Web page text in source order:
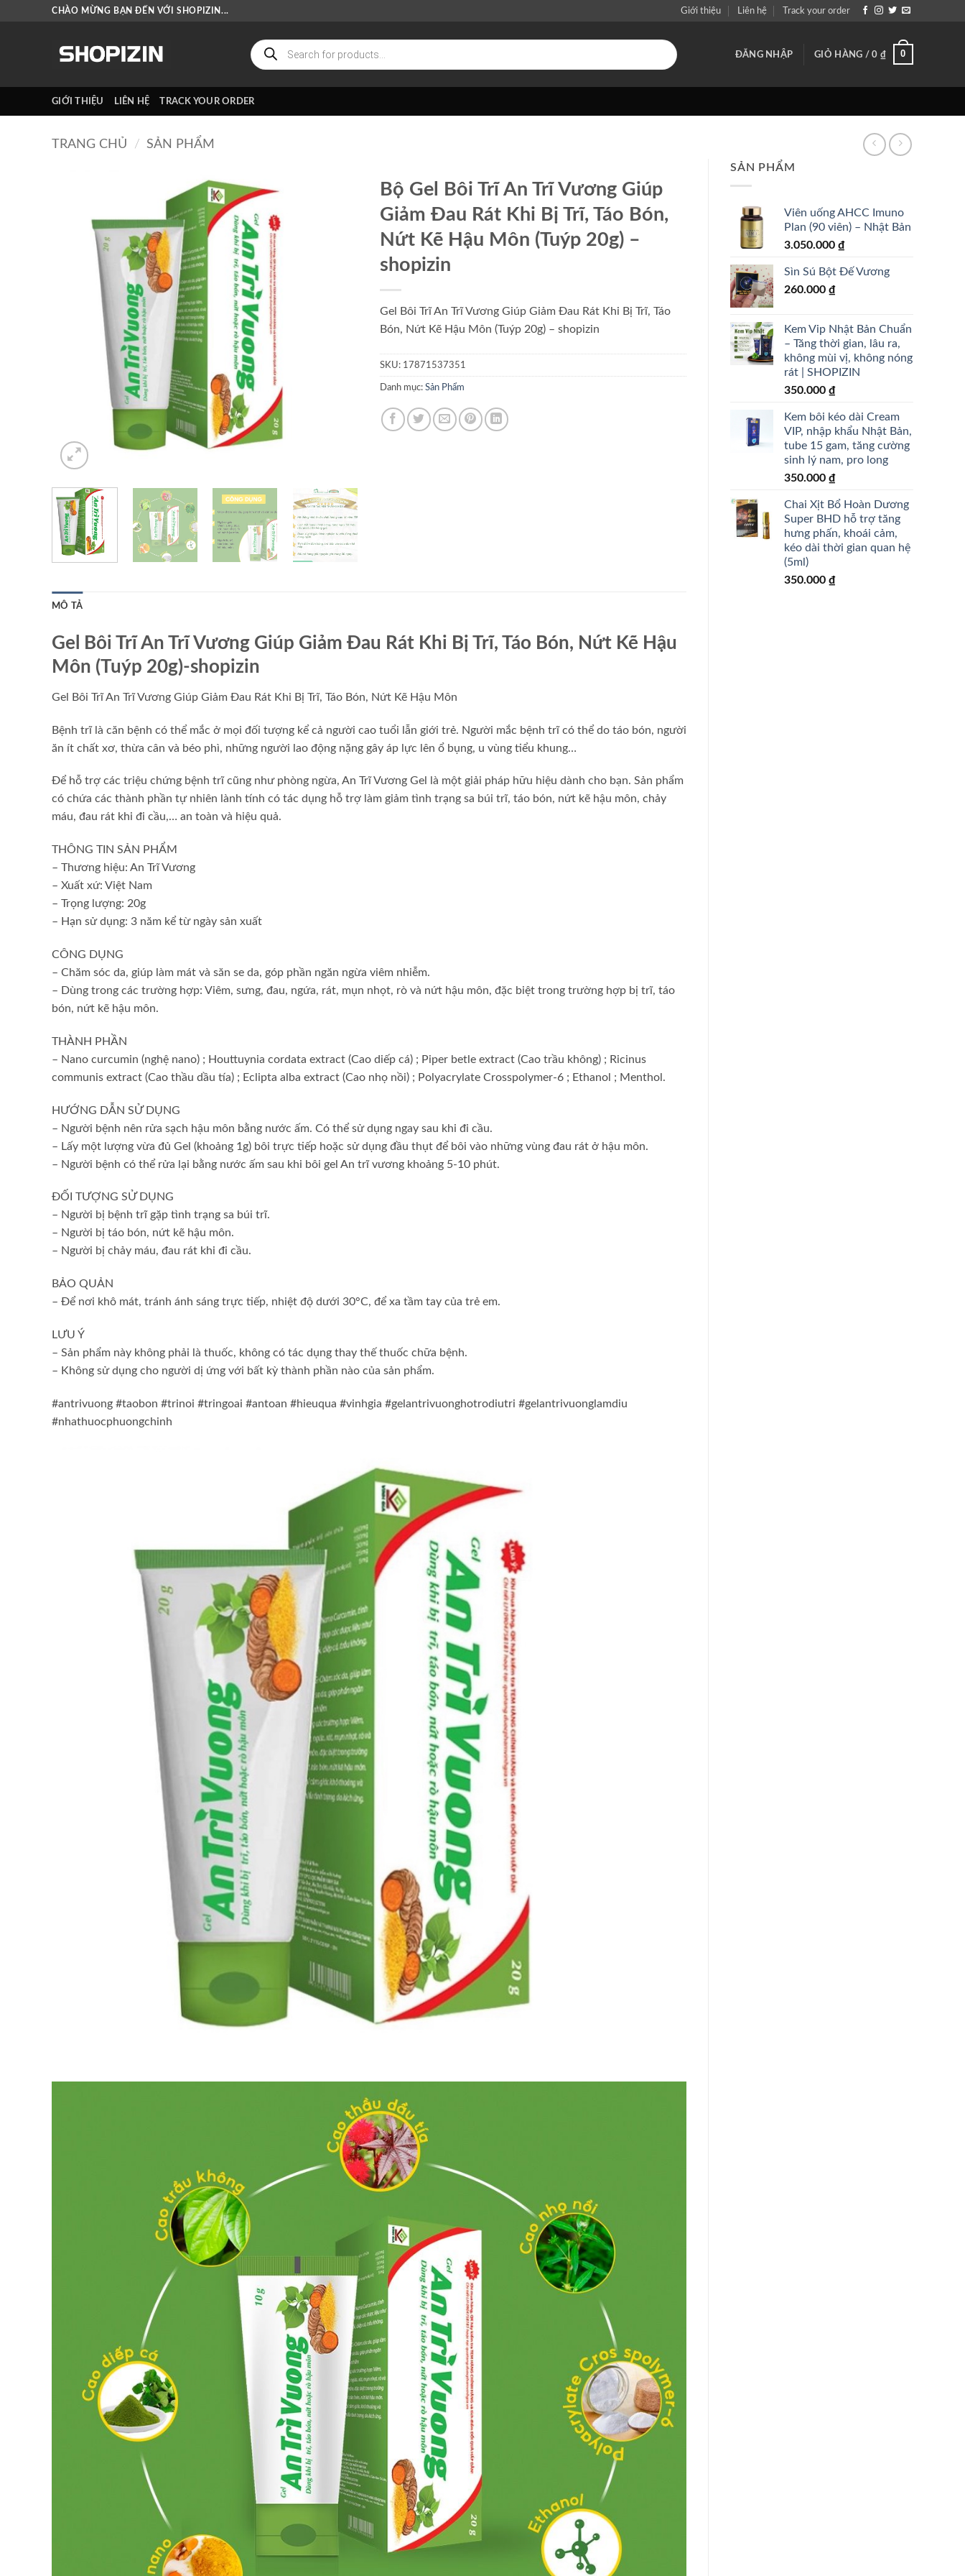
CHÀO MỪNG BẠN ĐẾN VỚI SHOPIZIN... Giới thiệu Liên hệ Track your order
Tìm
kiếm
sản
phẩm
ĐĂNG NHẬP GIỎ HÀNG /0 ₫ 0
GIỚI THIỆU LIÊN HỆ TRACK YOUR ORDER
TRANG CHỦ / SẢN PHẨM
SẢN PHẨM
Viên uống AHCC Imuno
Plan (90 viên) – Nhật Bản
3.050.000 ₫
Sìn Sú Bột Đế Vương
260.000 ₫
Kem Vip Nhật Bản Chuẩn
– Tăng thời gian, lâu ra,
không mùi vị, không nóng
rát | SHOPIZIN
350.000 ₫
Kem bôi kéo dài Cream
VIP, nhập khẩu Nhật Bản,
tube 15 gam, tăng cường
sinh lý nam, pro long
350.000 ₫
Chai Xịt Bổ Hoàn Dương
Super BHD hỗ trợ tăng
hưng phấn, khoái cảm,
kéo dài thời gian quan hệ
(5ml)
350.000 ₫
Bộ Gel Bôi Trĩ An Trĩ Vương Giúp
Giảm Đau Rát Khi Bị Trĩ, Táo Bón,
Nứt Kẽ Hậu Môn (Tuýp 20g) –
shopizin
Gel Bôi Trĩ An Trĩ Vương Giúp Giảm Đau Rát Khi Bị Trĩ, Táo
Bón, Nứt Kẽ Hậu Môn (Tuýp 20g) – shopizin
SKU: 17871537351
Danh mục: Sản Phẩm
MÔ TẢ
Gel Bôi Trĩ An Trĩ Vương Giúp Giảm Đau Rát Khi Bị Trĩ, Táo Bón, Nứt Kẽ Hậu
Môn (Tuýp 20g)-shopizin
Gel Bôi Trĩ An Trĩ Vương Giúp Giảm Đau Rát Khi Bị Trĩ, Táo Bón, Nứt Kẽ Hậu Môn
Bệnh trĩ là căn bệnh có thể mắc ở mọi đối tượng kể cả người cao tuổi lẫn giới trẻ. Người mắc bệnh trĩ có thể do táo bón, người
ăn ít chất xơ, thừa cân và béo phì, những người lao động nặng gây áp lực lên ổ bụng, u vùng tiểu khung…
Để hỗ trợ các triệu chứng bệnh trĩ cũng như phòng ngừa, An Trĩ Vương Gel là một giải pháp hữu hiệu dành cho bạn. Sản phẩm
có chứa các thành phần tự nhiên lành tính có tác dụng hỗ trợ làm giảm tình trạng sa búi trĩ, táo bón, nứt kẽ hậu môn, chảy
máu, đau rát khi đi cầu,… an toàn và hiệu quả.
THÔNG TIN SẢN PHẨM
– Thương hiệu: An Trĩ Vương
– Xuất xứ: Việt Nam
– Trọng lượng: 20g
– Hạn sử dụng: 3 năm kể từ ngày sản xuất
CÔNG DỤNG
– Chăm sóc da, giúp làm mát và săn se da, góp phần ngăn ngừa viêm nhiễm.
– Dùng trong các trường hợp: Viêm, sưng, đau, ngứa, rát, mụn nhọt, rò và nứt hậu môn, đặc biệt trong trường hợp bị trĩ, táo
bón, nứt kẽ hậu môn.
THÀNH PHẦN
– Nano curcumin (nghệ nano) ; Houttuynia cordata extract (Cao diếp cá) ; Piper betle extract (Cao trầu không) ; Ricinus
communis extract (Cao thầu dầu tía) ; Eclipta alba extract (Cao nhọ nồi) ; Polyacrylate Crosspolymer-6 ; Ethanol ; Menthol.
HƯỚNG DẪN SỬ DỤNG
– Người bệnh nên rửa sạch hậu môn bằng nước ấm. Có thể sử dụng ngay sau khi đi cầu.
– Lấy một lượng vừa đủ Gel (khoảng 1g) bôi trực tiếp hoặc sử dụng đầu thụt để bôi vào những vùng đau rát ở hậu môn.
– Người bệnh có thể rửa lại bằng nước ấm sau khi bôi gel An trĩ vương khoảng 5-10 phút.
ĐỐI TƯỢNG SỬ DỤNG
– Người bị bệnh trĩ gặp tình trạng sa búi trĩ.
– Người bị táo bón, nứt kẽ hậu môn.
– Người bị chảy máu, đau rát khi đi cầu.
BẢO QUẢN
– Để nơi khô mát, tránh ánh sáng trực tiếp, nhiệt độ dưới 30°C, để xa tầm tay của trẻ em.
LƯU Ý
– Sản phẩm này không phải là thuốc, không có tác dụng thay thế thuốc chữa bệnh.
– Không sử dụng cho người dị ứng với bất kỳ thành phần nào của sản phẩm.
#antrivuong #taobon #trinoi #tringoai #antoan #hieuqua #vinhgia #gelantrivuonghotrodiutri #gelantrivuonglamdiu
#nhathuocphuongchinh